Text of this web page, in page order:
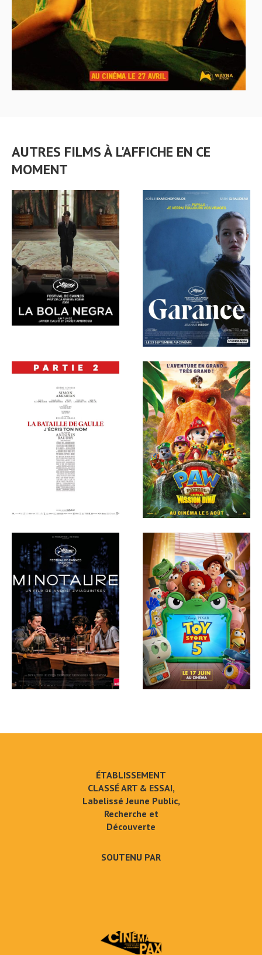
AUTRES FILMS À L'AFFICHE EN CE
MOMENT
ÉTABLISSEMENT
CLASSÉ ART & ESSAI,
Labelissé Jeune Public,
Recherche et
Découverte
SOUTENU PAR